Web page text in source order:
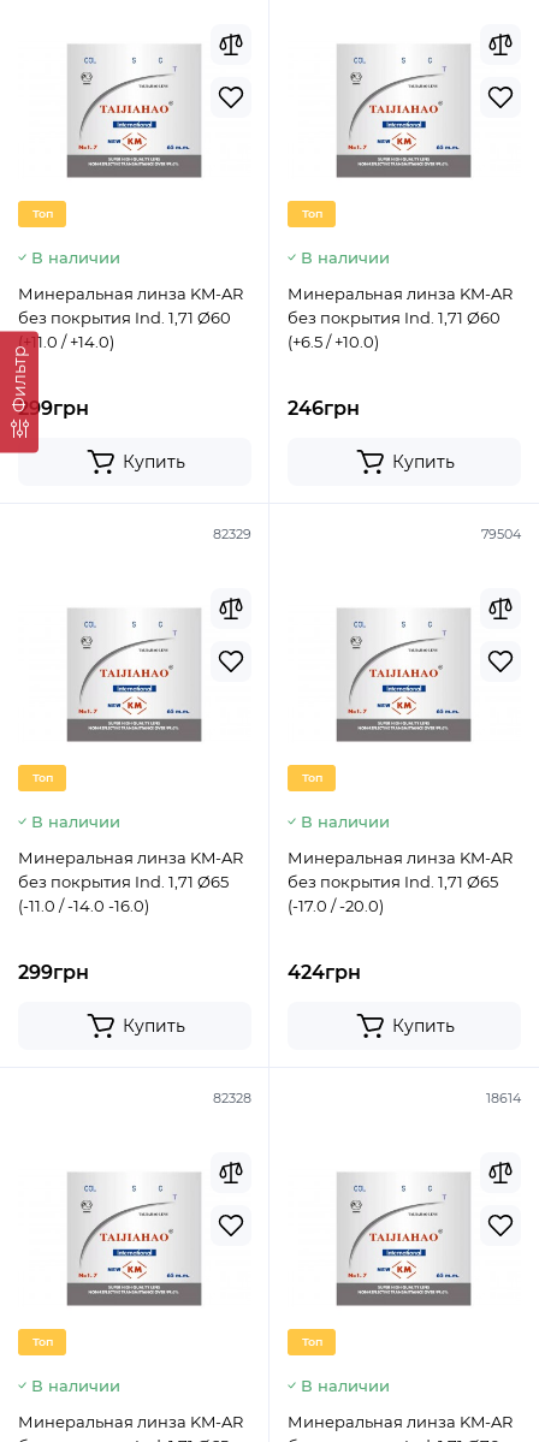
Фильтр
Топ
В наличии
Минеральная линза KM-AR
без покрытия Ind. 1,71 Ø60
(+11.0 / +14.0)
299грн
Купить
Топ
В наличии
Минеральная линза KM-AR
без покрытия Ind. 1,71 Ø60
(+6.5 / +10.0)
246грн
Купить
82329
Топ
В наличии
Минеральная линза KM-AR
без покрытия Ind. 1,71 Ø65
(-11.0 / -14.0 -16.0)
299грн
Купить
79504
Топ
В наличии
Минеральная линза KM-AR
без покрытия Ind. 1,71 Ø65
(-17.0 / -20.0)
424грн
Купить
82328
Топ
В наличии
Минеральная линза KM-AR
18614
Топ
В наличии
Минеральная линза KM-AR